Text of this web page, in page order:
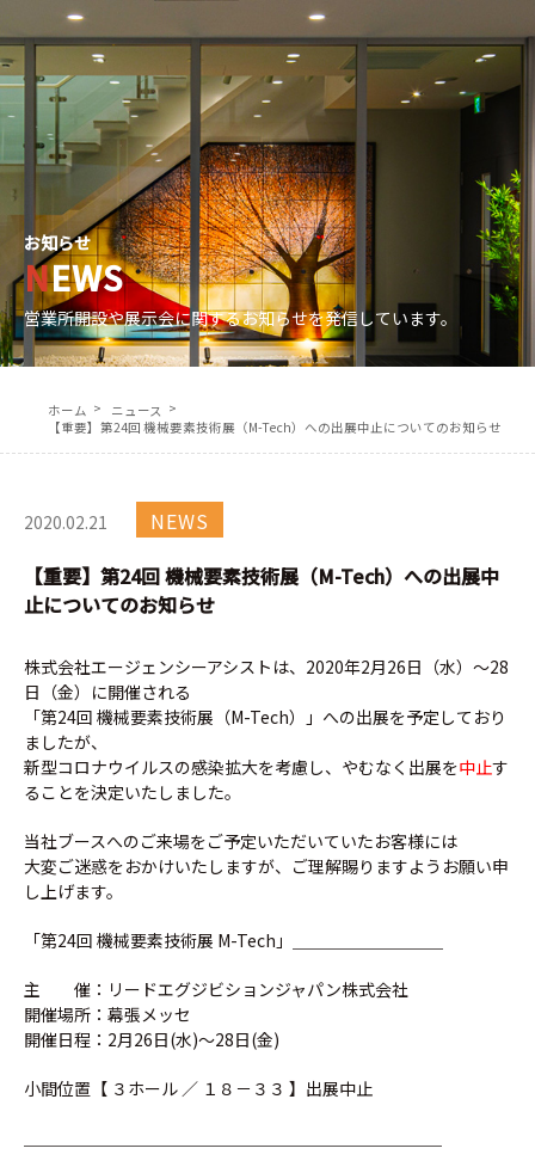
協力会社募集 各種お問合せ
電話問い合わせ｜0774-41-2337 (直通)
EN
お知らせ
NEWS
営業所開設や展示会に関するお知らせを発信しています。
ホーム
ニュース
【重要】第24回 機械要素技術展（M-Tech）への出展中止についてのお知らせ
2020.02.21
NEWS
【重要】第24回 機械要素技術展（M-Tech）への出展中
止についてのお知らせ
株式会社エージェンシーアシストは、2020年2月26日（水）～28
日（金）に開催される
「第24回 機械要素技術展（M-Tech）」への出展を予定しており
ましたが、
新型コロナウイルスの感染拡大を考慮し、やむなく出展を中止す
ることを決定いたしました。
当社ブースへのご来場をご予定いただいていたお客様には
大変ご迷惑をおかけいたしますが、ご理解賜りますようお願い申
し上げます。
「第24回 機械要素技術展 M-Tech」＿＿＿＿＿＿＿＿＿
主 催：リードエグジビションジャパン株式会社
開催場所：幕張メッセ
開催日程：2月26日(水)～28日(金)
小間位置【 ３ホール ／ １８－３３ 】出展中止